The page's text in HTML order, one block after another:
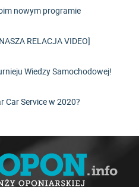
nowym programie
RELACJA VIDEO]
Wiedzy Samochodowej!
Car Service w 2020?